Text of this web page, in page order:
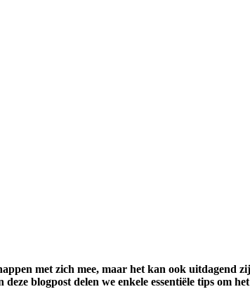
met zich mee, maar het kan ook
blogpost delen we enkele essentiële tips om